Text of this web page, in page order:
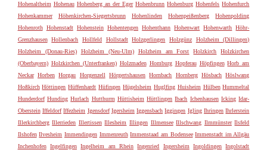
Hohenaltheim Hohenau Hohenberg an der Eger Hohenbrunn Hohenburg Hohenfels Hohenfurch
Hohenkammer
Höhenkirchen-Siegertsbrunn Hohenlinden Hohenpeißenberg
Hohenpolding
Hohenroth Hohenstadt Hohenstein Hohentengen Hohenthann Hohenwart Hohenwarth Höhr-
Grenzhausen
Hollenbach Hollfeld Hollstadt Holzgerlingen Holzgünz
Holzheim (Dillingen)
Holzheim (Donau-Ries)
Holzheim (Neu-Ulm) Holzheim am Forst Holzkirch
Holzkirchen
(Oberbayern) Holzkirchen (Unterfranken) Holzmaden Homburg Hopferau Höpfingen Horb am
Neckar Horben Horgau Horgenzell Hörgertshausen Hornbach Hornberg Hösbach Höslwang
Hoßkirch Höttingen Hüffenhardt Hüfingen Hügelsheim Huglfing Huisheim Hülben Hummeltal
Hunderdorf Hunding Hurlach Hutthurm Hüttisheim Hüttlingen Ibach Ichenhausen Icking Idar-
Oberstein Iffeldorf Iffezheim Igensdorf Igersheim Iggensbach Iggingen Igling Ihringen Ihrlerstein
Illerkirchberg Illerrieden Illertissen Illesheim Illingen Illmensee Illschwang Ilmmünster Ilsfeld
Ilshofen Ilvesheim Immendingen Immenreuth Immenstaad am Bodensee Immenstadt im Allgäu
Inchenhofen Ingelfingen Ingelheim am Rhein Ingenried Ingersheim Ingoldingen Ingolstadt